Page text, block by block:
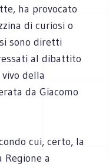
ha provocato
di curiosi o
sono diretti
al dibattito
della
da Giacomo
cui, certo, la
a